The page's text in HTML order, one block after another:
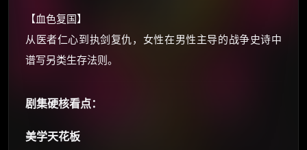
【血色复国】
从医者仁心到执剑复仇，女性在男性主导的战争史诗中
谱写另类生存法则。
剧集硬核看点：
美学天花板